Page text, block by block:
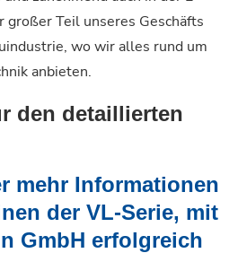
Teil unseres Geschäfts
wo wir alles rund um
anbieten.
den detaillierten
mehr Informationen
der VL-Serie, mit
GmbH erfolgreich